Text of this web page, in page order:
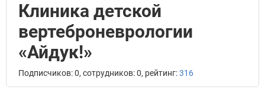
Клиника детской
вертеброневрологии
«Айдук!»
Подписчиков: 0, сотрудников: 0, рейтинг:316